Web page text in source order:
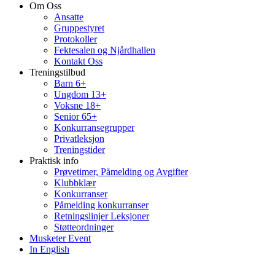
Om Oss
Ansatte
Gruppestyret
Protokoller
Fektesalen og Njårdhallen
Kontakt Oss
Treningstilbud
Barn 6+
Ungdom 13+
Voksne 18+
Senior 65+
Konkurransegrupper
Privatleksjon
Treningstider
Praktisk info
Prøvetimer, Påmelding og Avgifter
Klubbklær
Konkurranser
Påmelding konkurranser
Retningslinjer Leksjoner
Støtteordninger
Musketer Event
In English